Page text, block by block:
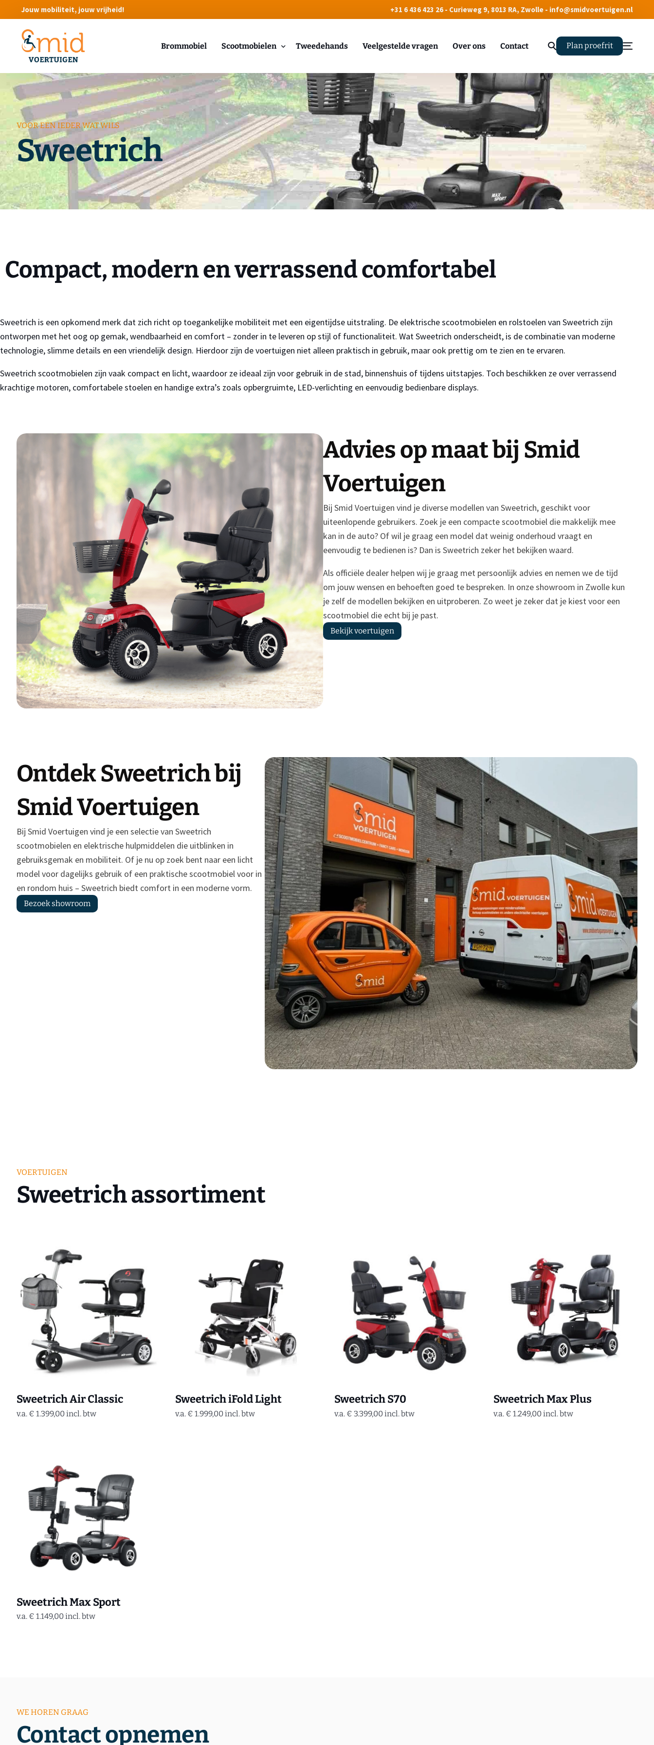
Jouw mobiliteit, jouw vrijheid! +31 6 436 423 26 - Curieweg 9, 8013 RA, Zwolle - info@smidvoertuigen.nl
Brommobiel Scootmobielen
Vierwielers scootmobiel
Driewieler scootmobiel
Overdekte scootmobielen
Tweedehands Veelgestelde vragen Over ons Contact Plan proefrit
VOOR EEN IEDER WAT WILS
Sweetrich
Compact, modern en verrassend comfortabel
Sweetrich is een opkomend merk dat zich richt op toegankelijke mobiliteit met een eigentijdse uitstraling. De elektrische scootmobielen en rolstoelen van Sweetrich zijn
ontworpen met het oog op gemak, wendbaarheid en comfort – zonder in te leveren op stijl of functionaliteit. Wat Sweetrich onderscheidt, is de combinatie van moderne
technologie, slimme details en een vriendelijk design. Hierdoor zijn de voertuigen niet alleen praktisch in gebruik, maar ook prettig om te zien en te ervaren.
Sweetrich scootmobielen zijn vaak compact en licht, waardoor ze ideaal zijn voor gebruik in de stad, binnenshuis of tijdens uitstapjes. Toch beschikken ze over verrassend
krachtige motoren, comfortabele stoelen en handige extra’s zoals opbergruimte, LED-verlichting en eenvoudig bedienbare displays.
Advies op maat bij Smid
Voertuigen
Bij Smid Voertuigen vind je diverse modellen van Sweetrich, geschikt voor
uiteenlopende gebruikers. Zoek je een compacte scootmobiel die makkelijk mee
kan in de auto? Of wil je graag een model dat weinig onderhoud vraagt en
eenvoudig te bedienen is? Dan is Sweetrich zeker het bekijken waard.
Als officiële dealer helpen wij je graag met persoonlijk advies en nemen we de tijd
om jouw wensen en behoeften goed te bespreken. In onze showroom in Zwolle kun
je zelf de modellen bekijken en uitproberen. Zo weet je zeker dat je kiest voor een
scootmobiel die echt bij je past.
Bekijk voertuigen
Ontdek Sweetrich bij
Smid Voertuigen
Bij Smid Voertuigen vind je een selectie van Sweetrich
scootmobielen en elektrische hulpmiddelen die uitblinken in
gebruiksgemak en mobiliteit. Of je nu op zoek bent naar een licht
model voor dagelijks gebruik of een praktische scootmobiel voor in
en rondom huis – Sweetrich biedt comfort in een moderne vorm.
Bezoek showroom
Sweetrich assortiment
VOERTUIGEN
Sweetrich Air Classic
v.a. € 1.399,00incl. btw
Sweetrich iFold Light
v.a. € 1.999,00incl. btw
Sweetrich S70
v.a. € 3.399,00incl. btw
Sweetrich Max Plus
v.a. € 1.249,00incl. btw
Sweetrich Max Sport
v.a. € 1.149,00incl. btw
Contact opnemen
WE HOREN GRAAG